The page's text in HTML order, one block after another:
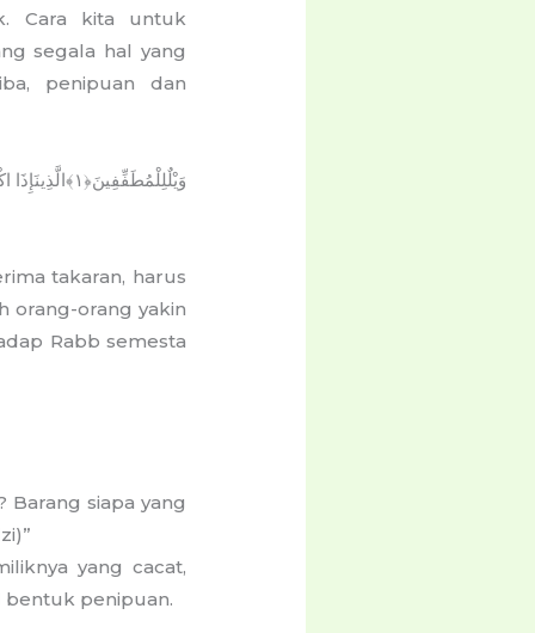
Cara kita untuk
segala hal yang
penipuan dan
وَيْلٌلِلْمُطَفِّفِينَ﴿١﴾الَّذِينَ إِذَا
takaran, harus
orang-orang yakin
Rabb semesta
siapa yang
yang cacat,
bentuk penipuan.